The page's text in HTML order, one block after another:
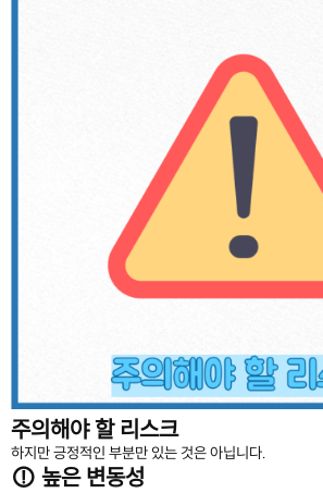
주의해야 할 리스크
하지만 긍정적인 부분만 있는 것은 아닙니다.
⚠ 높은 변동성